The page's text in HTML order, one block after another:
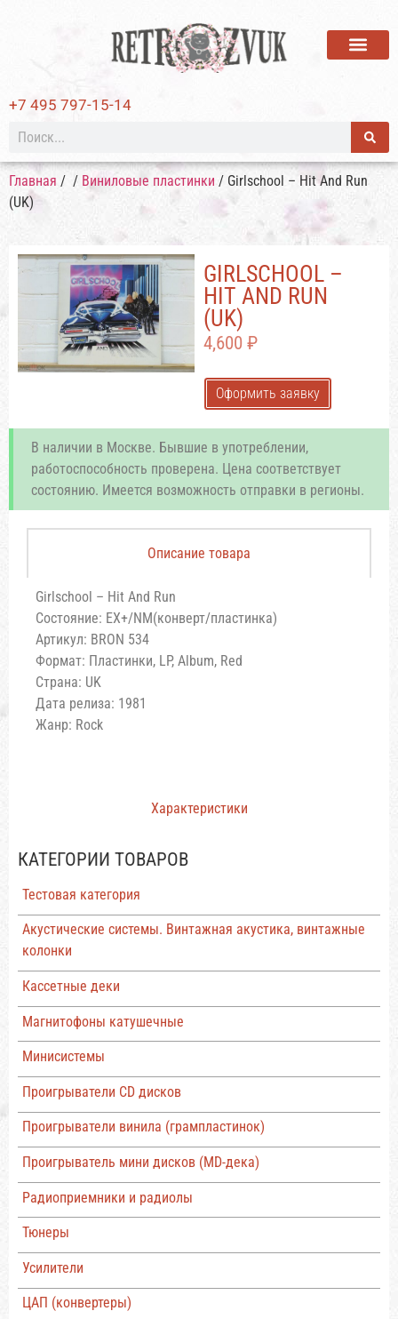
+7 495 797-15-14
Главная / / Виниловые пластинки / Girlschool – Hit And Run
(UK)
КАТЕГОРИИ ТОВАРОВ
Тестовая категория
Акустические системы. Винтажная акустика, винтажные
колонки
Кассетные деки
Магнитофоны катушечные
Минисистемы
Проигрыватели CD дисков
Проигрыватели винила (грампластинок)
Проигрыватель мини дисков (MD-дека)
Радиоприемники и радиолы
Тюнеры
Усилители
ЦАП (конвертеры)
GIRLSCHOOL –
HIT AND RUN
(UK)
4,600 ₽
Оформить заявку
В наличии в Москве. Бывшие в употреблении,
работоспособность проверена. Цена соответствует
состоянию. Имеется возможность отправки в регионы.
Описание товара
Характеристики
Girlschool – Hit And Run
Состояние: EX+/NM(конверт/пластинка)
Артикул: BRON 534
Формат: Пластинки, LP, Album, Red
Страна: UK
Дата релиза: 1981
Жанр: Rock